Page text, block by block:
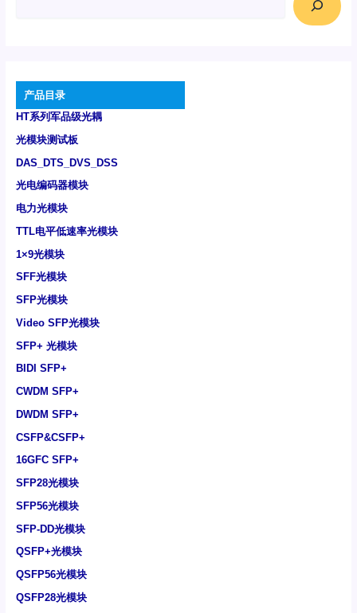
产品目录
HT系列军品级光耦
光模块测试板
DAS_DTS_DVS_DSS
光电编码器模块
电力光模块
TTL电平低速率光模块
1×9光模块
SFF光模块
SFP光模块
Video SFP光模块
SFP+ 光模块
BIDI SFP+
CWDM SFP+
DWDM SFP+
CSFP&CSFP+
16GFC SFP+
SFP28光模块
SFP56光模块
SFP-DD光模块
QSFP+光模块
QSFP56光模块
QSFP28光模块